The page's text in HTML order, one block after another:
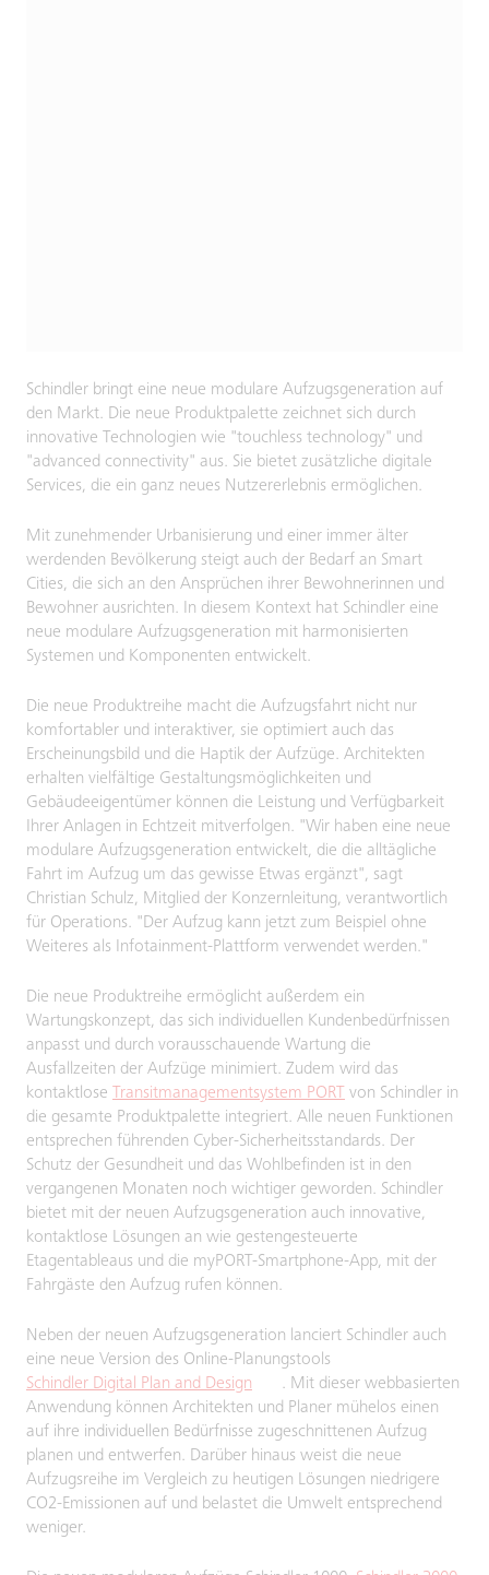
Schindler bringt eine neue modulare Aufzugsgeneration auf
den Markt. Die neue Produktpalette zeichnet sich durch
innovative Technologien wie "touchless technology" und
"advanced connectivity" aus. Sie bietet zusätzliche digitale
Services, die ein ganz neues Nutzererlebnis ermöglichen.
Mit zunehmender Urbanisierung und einer immer älter
werdenden Bevölkerung steigt auch der Bedarf an Smart
Cities, die sich an den Ansprüchen ihrer Bewohnerinnen und
Bewohner ausrichten. In diesem Kontext hat Schindler eine
neue modulare Aufzugsgeneration mit harmonisierten
Systemen und Komponenten entwickelt.
Die neue Produktreihe macht die Aufzugsfahrt nicht nur
komfortabler und interaktiver, sie optimiert auch das
Erscheinungsbild und die Haptik der Aufzüge. Architekten
erhalten vielfältige Gestaltungsmöglichkeiten und
Gebäudeeigentümer können die Leistung und Verfügbarkeit
Ihrer Anlagen in Echtzeit mitverfolgen. "Wir haben eine neue
modulare Aufzugsgeneration entwickelt, die die alltägliche
Fahrt im Aufzug um das gewisse Etwas ergänzt", sagt
Christian Schulz, Mitglied der Konzernleitung, verantwortlich
für Operations. "Der Aufzug kann jetzt zum Beispiel ohne
Weiteres als Infotainment-Plattform verwendet werden."
Die neue Produktreihe ermöglicht außerdem ein
Wartungskonzept, das sich individuellen Kundenbedürfnissen
anpasst und durch vorausschauende Wartung die
Ausfallzeiten der Aufzüge minimiert. Zudem wird das
kontaktlose
Transitmanagementsystem PORT
von Schindler in
die gesamte Produktpalette integriert. Alle neuen Funktionen
entsprechen führenden Cyber-Sicherheitsstandards. Der
Schutz der Gesundheit und das Wohlbefinden ist in den
vergangenen Monaten noch wichtiger geworden. Schindler
bietet mit der neuen Aufzugsgeneration auch innovative,
kontaktlose Lösungen an wie gestengesteuerte
Etagentableaus und die myPORT-Smartphone-App, mit der
Fahrgäste den Aufzug rufen können.
Neben der neuen Aufzugsgeneration lanciert Schindler auch
eine neue Version des Online-Planungstools
Schindler Digital Plan and Design
. Mit dieser webbasierten
Anwendung können Architekten und Planer mühelos einen
auf ihre individuellen Bedürfnisse zugeschnittenen Aufzug
planen und entwerfen. Darüber hinaus weist die neue
Aufzugsreihe im Vergleich zu heutigen Lösungen niedrigere
CO2-Emissionen auf und belastet die Umwelt entsprechend
weniger.